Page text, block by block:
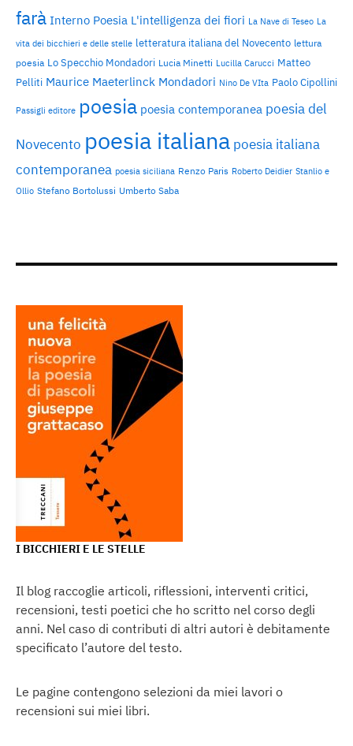
farà Interno Poesia L'intelligenza dei fiori La Nave di Teseo La
vita dei bicchieri e delle stelle letteratura italiana del Novecento lettura
poesia Lo Specchio Mondadori Lucia Minetti Lucilla Carucci Matteo
Pelliti Maurice Maeterlinck Mondadori Nino De VIta Paolo Cipollini
Passigli editore poesia poesia contemporanea poesia del
Novecento poesia italiana poesia italiana
contemporanea poesia siciliana Renzo Paris Roberto Deidier Stanlio e
Ollio Stefano Bortolussi Umberto Saba
I BICCHIERI E LE STELLE
Il blog raccoglie articoli, riflessioni, interventi critici,
recensioni, testi poetici che ho scritto nel corso degli
anni. Nel caso di contributi di altri autori è debitamente
specificato l’autore del testo.
Le pagine contengono selezioni da miei lavori o
recensioni sui miei libri.